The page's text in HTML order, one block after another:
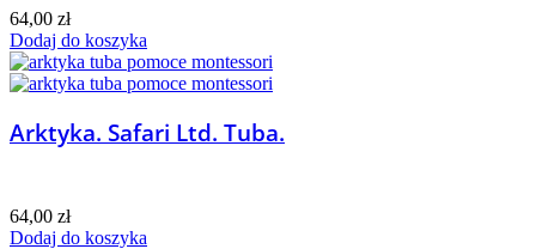
64,00 zł
Dodaj do koszyka
Arktyka. Safari Ltd. Tuba.
64,00 zł
Dodaj do koszyka